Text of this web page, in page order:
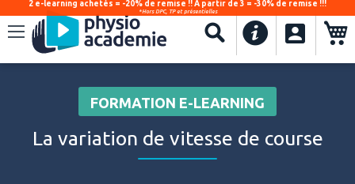
Recherche
2 e-learning achetés = -20% de remise !! À partir de 3 = -30% de remise !!!
*Hors DPC, TP et présentielles
.
FORMATION E-LEARNING
La variation de vitesse de course